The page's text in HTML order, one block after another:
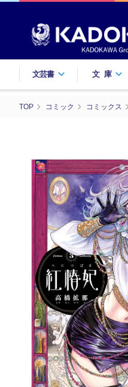
文芸書 文庫
TOP コミック コミックス